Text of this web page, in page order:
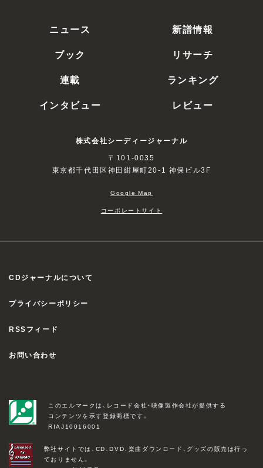
ニュース
新譜情報
ブック
リサーチ
連載
ランキング
インタビュー
レビュー
株式会社シーディージャーナル
〒101-0035
東京都千代田区神田紺屋町20-1 神保ビル3F
Google Map
コーポレートサイト
CDジャーナルについて
プライバシーポリシー
RSSフィード
お問い合わせ
このエルマークは、レコード会社・映像製作会社が提供する
コンテンツを示す登録商標です。
RIAJ10016001
弊社サイトでは、CD、DVD、楽曲ダウンロード、グッズの販売は行っ
ておりません。